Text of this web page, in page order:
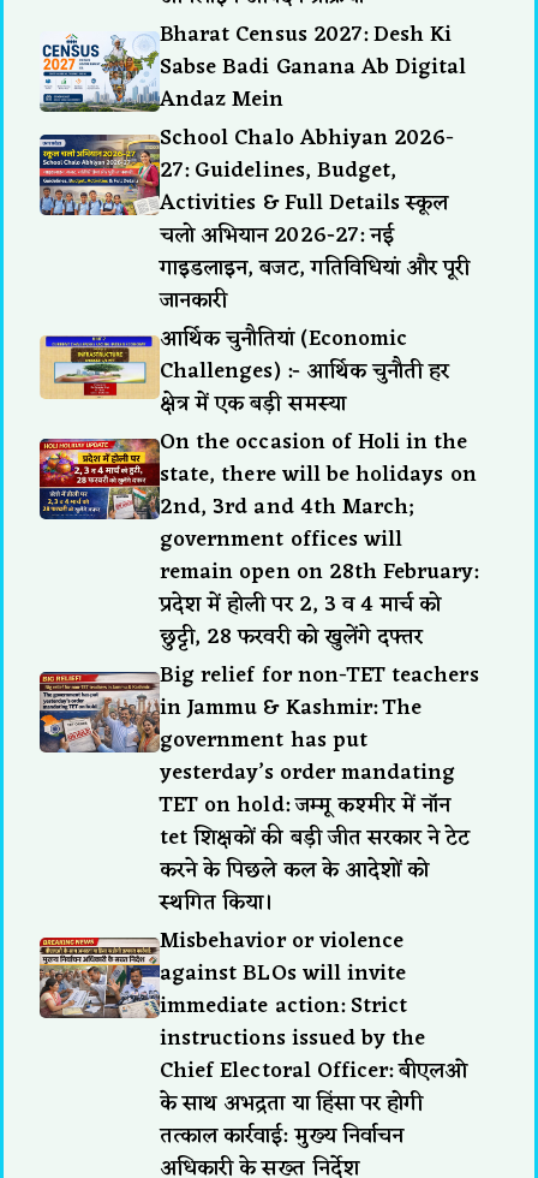
Bharat Census 2027: Desh Ki
Sabse Badi Ganana Ab Digital
Andaz Mein
School Chalo Abhiyan 2026-
27: Guidelines, Budget,
Activities & Full Details स्कूल
चलो अभियान 2026-27: नई
गाइडलाइन, बजट, गतिविधियां और पूरी
जानकारी
आर्थिक चुनौतियां (Economic
Challenges) :- आर्थिक चुनौती हर
क्षेत्र में एक बड़ी समस्या
On the occasion of Holi in the
state, there will be holidays on
2nd, 3rd and 4th March;
government offices will
remain open on 28th February:
प्रदेश में होली पर 2, 3 व 4 मार्च को
छुट्टी, 28 फरवरी को खुलेंगे दफ्तर
Big relief for non-TET teachers
in Jammu & Kashmir: The
government has put
yesterday’s order mandating
TET on hold: जम्मू कश्मीर में नॉन
tet शिक्षकों की बड़ी जीत सरकार ने टेट
करने के पिछले कल के आदेशों को
स्थगित किया।
Misbehavior or violence
against BLOs will invite
immediate action: Strict
instructions issued by the
Chief Electoral Officer: बीएलओ
के साथ अभद्रता या हिंसा पर होगी
तत्काल कार्रवाई: मुख्य निर्वाचन
अधिकारी के सख्त निर्देश